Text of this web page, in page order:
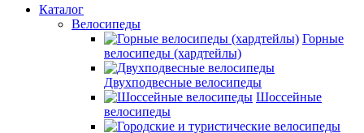
Каталог
Велосипеды
Горные
велосипеды (хардтейлы)
Двухподвесные велосипеды
Шоссейные
велосипеды